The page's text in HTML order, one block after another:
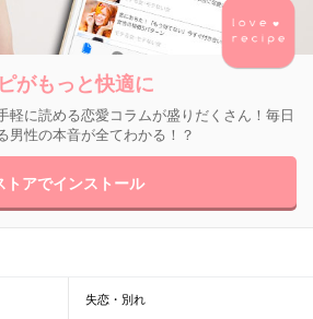
がもっと快適に
軽に読める恋愛コラムが盛りだくさん！毎日
男性の本音が全てわかる！？
トアでインストール
失恋・別れ